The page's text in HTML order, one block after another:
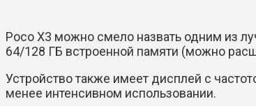
Poco X3 можно смело назвать одним из
64/128 ГБ встроенной памяти (можно
Устройство также имеет дисплей с
менее интенсивном использовании.